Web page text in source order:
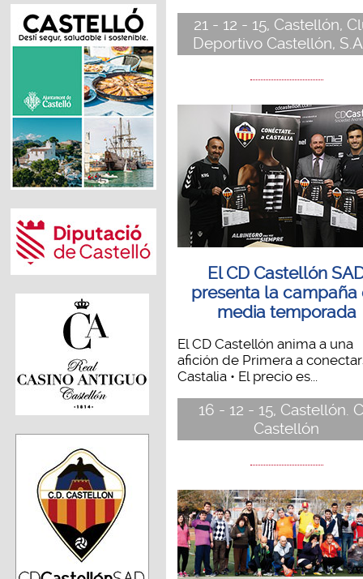
21 - 12 - 15, Castellón,
Deportivo Castellón,
El CD Castellón
presenta la campaña
media temporada
El CD Castellón anima a una
afición de Primera a
Castalia • El precio es...
16 - 12 - 15, Castellón.
Castellón